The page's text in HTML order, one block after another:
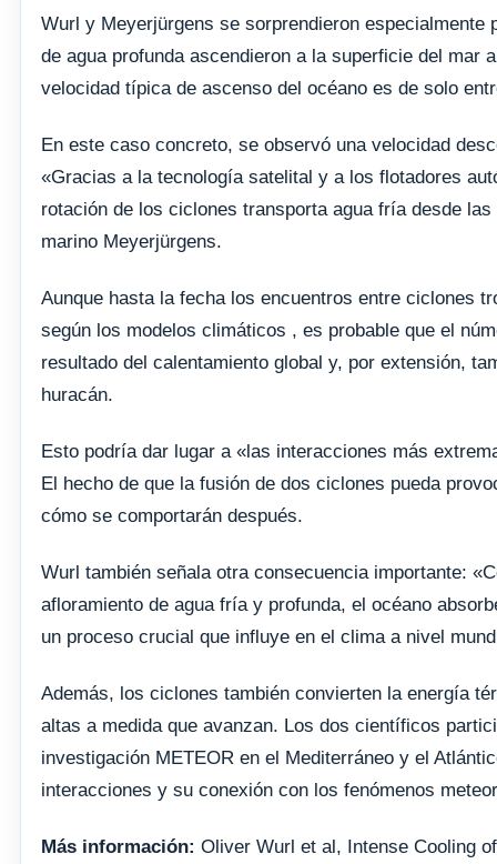
Wurl y Meyerjürgens se sorprendieron
de agua profunda ascendieron a la superficie del mar
velocidad típica de ascenso del océano es de solo
En este caso concreto, se observó una velocidad
«Gracias a la tecnología satelital y a los flotadores
rotación de los ciclones transporta agua fría desde
marino Meyerjürgens.
Aunque hasta la fecha los encuentros entre ciclones
según los modelos climáticos , es probable que el
resultado del calentamiento global y, por extensión,
huracán.
Esto podría dar lugar a «las interacciones más
El hecho de que la fusión de dos ciclones pueda
cómo se comportarán después.
Wurl también señala otra consecuencia importante:
afloramiento de agua fría y profunda, el océano
un proceso crucial que influye en el clima a nivel
Además, los ciclones también convierten la energía
altas a medida que avanzan. Los dos científicos
investigación METEOR en el Mediterráneo y el
interacciones y su conexión con los fenómenos
Más información: Oliver Wurl et al, Intense Cooling